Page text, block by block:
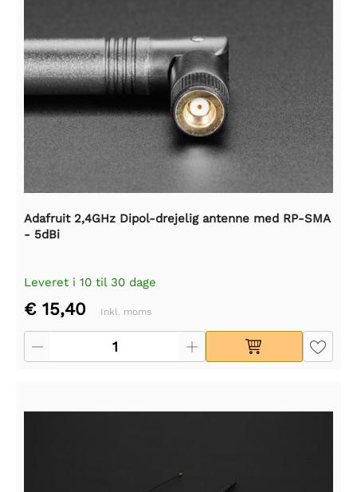
Adafruit 2,4GHz Dipol-drejelig antenne med RP-SMA
- 5dBi
Leveret i 10 til 30 dage
€ 15,40 Inkl. moms